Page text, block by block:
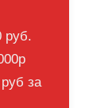
руб.
за